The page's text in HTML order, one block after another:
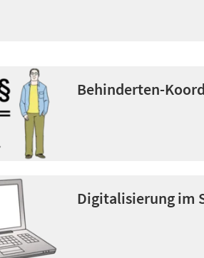
Behinderten-
Digitalisierung im